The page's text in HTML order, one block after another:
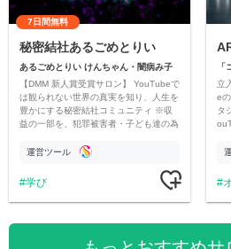
7日間無料
秘密結社あるごめとりい
あるごめとりい けんちゃん・闇病み子
【DMM 新人賞受賞サロン】 YouTubeで
は観られない世界の真実を知り、人生を
豊かにする秘密結社コミュニティ ※収
益の一部を、犯罪被害者・子ども達の為
す運営ツール
学び
立
e
タ
公